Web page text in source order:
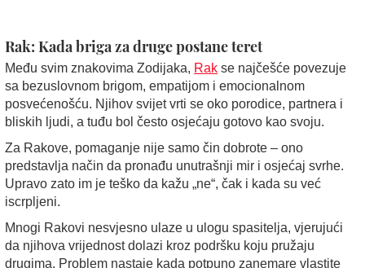
Rak: Kada briga za druge postane teret
Među svim znakovima Zodijaka, Rak se najčešće povezuje
sa bezuslovnom brigom, empatijom i emocionalnom
posvećenošću. Njihov svijet vrti se oko porodice, partnera i
bliskih ljudi, a tuđu bol često osjećaju gotovo kao svoju.
Za Rakove, pomaganje nije samo čin dobrote – ono
predstavlja način da pronađu unutrašnji mir i osjećaj svrhe.
Upravo zato im je teško da kažu „ne“, čak i kada su već
iscrpljeni.
Mnogi Rakovi nesvjesno ulaze u ulogu spasitelja, vjerujući
da njihova vrijednost dolazi kroz podršku koju pružaju
drugima. Problem nastaje kada potpuno zanemare vlastite